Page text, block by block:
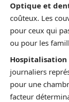
Optique et
coûteux. Les
pour ceux qui
ou pour les
Hospitalisation
journaliers
pour une
facteur